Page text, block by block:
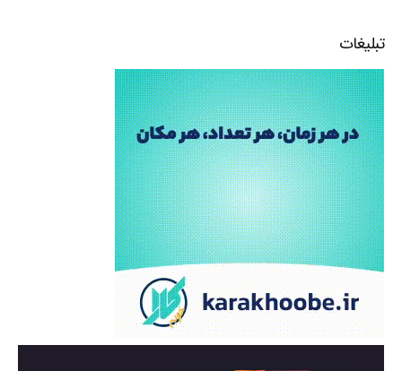
تبلیغات